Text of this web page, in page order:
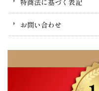
お問い合わせ